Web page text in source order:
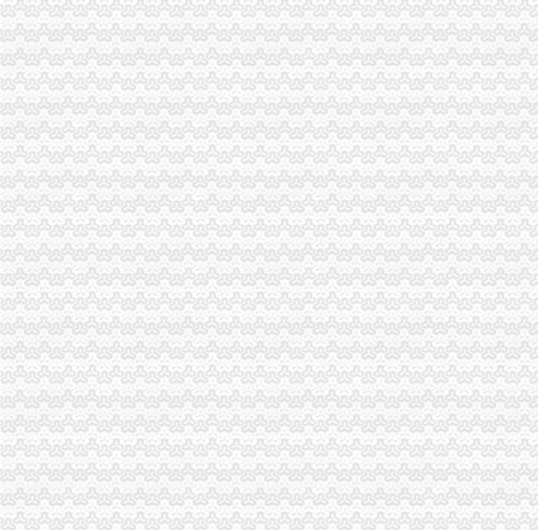
【重庆四公里公司资质认证|企业资质认证|企业认证网】-重庆赶集网
企业可通过四大行代办营业执照_网易新闻
到银行即可办理领取营业执照|工商银行|营业执照|电子化_新浪新闻
重庆今荣（集团）有限公司四公里店_【电话地址_招聘信息_注册信息_
【工商注册代办深圳营业执照个体工商户营业执照代办四证合一】价
中山东升代办营业执照,零元注册,全程代办,仅需四步_志趣网
代办朝营业执照-重庆爱问分类
【工商代办青岛四区代办营业执照-新梦想代理记账有限公司】价
到银行即可办理领取营业执照_网易财经
深圳营业执照代办千万要注意哪几点？
【营业执照】_二手_转让_回收–闲鱼
一元钱可开公司了代办执照生意减三成_四川在线
变更执照新办执照专业代办-北京58同城
佛山代办工商营业执照佛山桂城海四路36号-佛山58同城
【东莞协立代办营业执照酒店】东莞协立代办营业执照酒店预订_东莞
【58同城】重庆南岸四公里商务服务_四公里商务服务频道_四公里商务
代办北京公司执照_bjtannet_新浪博客
工商代办青岛四区代办营业执照-青青岛社区
重庆地区代办营业执照-重庆爱问分类
彭水工商执照代办-重庆爱问分类
【图】广州南沙区南头工商财税代理公司注册营业执照变更年审-广州